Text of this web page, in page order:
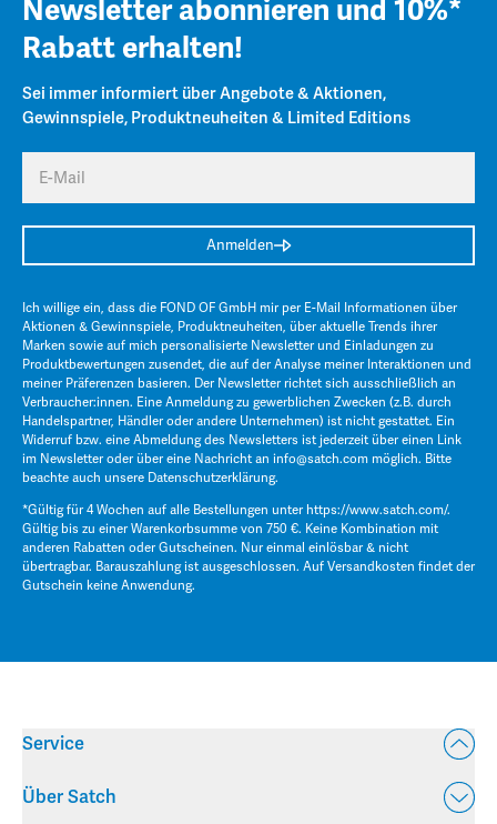
Newsletter abonnieren und 10%*
Rabatt erhalten!
Sei immer informiert über Angebote & Aktionen,
Gewinnspiele, Produktneuheiten & Limited Editions
E-Mail
Anmelden
Ich willige ein, dass die FOND OF GmbH mir per E-Mail Informationen über
Aktionen & Gewinnspiele, Produktneuheiten, über aktuelle Trends ihrer
Marken sowie auf mich personalisierte Newsletter und Einladungen zu
Produktbewertungen zusendet, die auf der Analyse meiner Interaktionen und
meiner Präferenzen basieren. Der Newsletter richtet sich ausschließlich an
Verbraucher:innen. Eine Anmeldung zu gewerblichen Zwecken (z.B. durch
Handelspartner, Händler oder andere Unternehmen) ist nicht gestattet. Ein
Widerruf bzw. eine Abmeldung des Newsletters ist jederzeit über einen Link
im Newsletter oder über eine Nachricht an info@satch.com möglich. Bitte
beachte auch unsere Datenschutzerklärung.
*Gültig für 4 Wochen auf alle Bestellungen unter https://www.satch.com/.
Gültig bis zu einer Warenkorbsumme von 750 €. Keine Kombination mit
anderen Rabatten oder Gutscheinen. Nur einmal einlösbar & nicht
übertragbar. Barauszahlung ist ausgeschlossen. Auf Versandkosten findet der
Gutschein keine Anwendung.
Service
Über Satch